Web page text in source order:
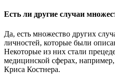
Есть ли другие случаи
Да, есть множество других
личностей, которые были
Некоторые из них стали
медицинской сферах,
Криса Костнера.